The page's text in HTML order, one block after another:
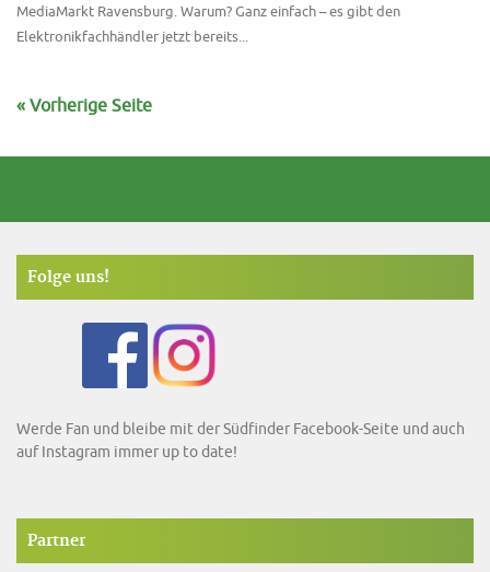
MediaMarkt Ravensburg. Warum? Ganz einfach – es gibt den
Elektronikfachhändler jetzt bereits...
« Vorherige Seite
Folge uns!
Werde Fan und bleibe mit der Südfinder Facebook-Seite und auch
auf Instagram immer up to date!
Partner